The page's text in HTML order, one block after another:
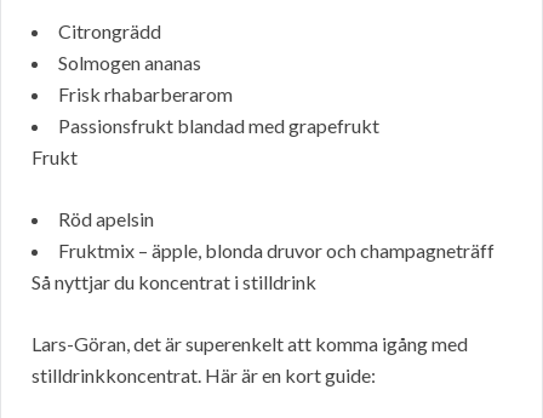
Citrongrädd
Solmogen ananas
Frisk rhabarberarom
Passionsfrukt blandad med grapefrukt
Frukt
Röd apelsin
Fruktmix – äpple, blonda druvor och champagneträff
Så nyttjar du koncentrat i stilldrink
Lars-Göran, det är superenkelt att komma igång med
stilldrinkkoncentrat. Här är en kort guide: